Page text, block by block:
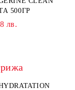
500ГР
лв.